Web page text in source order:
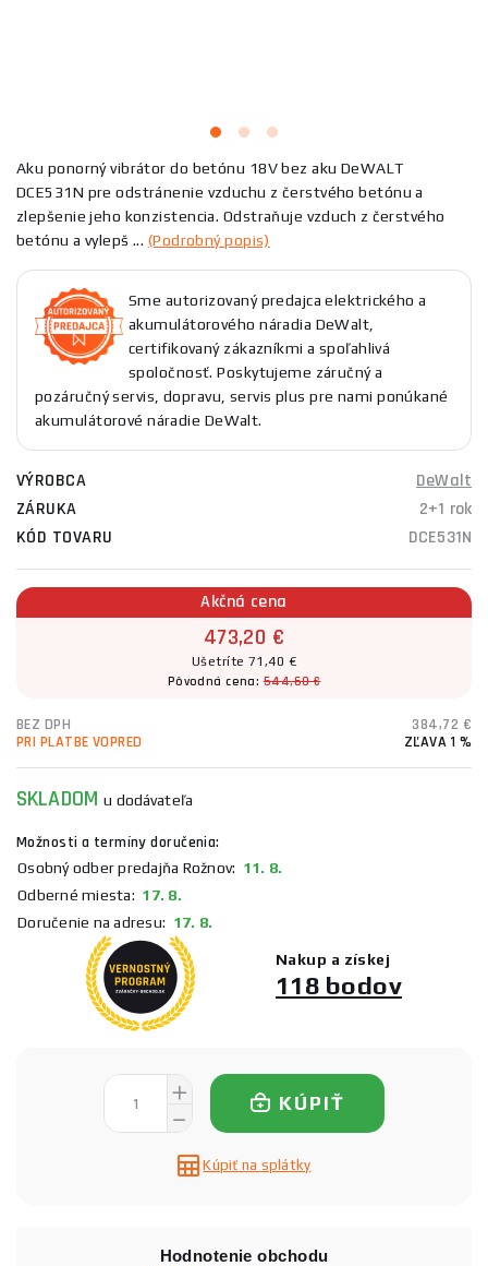
Aku ponorný vibrátor do betónu 18V bez aku DeWALT
DCE531N pre odstránenie vzduchu z čerstvého betónu a
zlepšenie jeho konzistencia. Odstraňuje vzduch z čerstvého
betónu a vylepš ... (Podrobný popis)
Sme autorizovaný predajca elektrického a
akumulátorového náradia DeWalt,
certifikovaný zákazníkmi a spoľahlivá
spoločnosť. Poskytujeme záručný a
pozáručný servis, dopravu, servis plus pre nami ponúkané
akumulátorové náradie DeWalt.
VÝROBCA
DeWalt
ZÁRUKA
2+1 rok
KÓD TOVARU
DCE531N
Akčná cena
473,20 €
Ušetríte 71,40 €
Pôvodná cena:544,60 €
BEZ DPH
384,72 €
PRI PLATBE VOPRED
ZĽAVA 1 %
SKLADOMu dodávateľa
Možnosti a termíny doručenia:
Osobný odber predajňa Rožnov: 11. 8.
Odberné miesta: 17. 8.
Doručenie na adresu: 17. 8.
Nakup a získej
118 bodov
KÚPIŤ
Kúpiť na splátky
Hodnotenie obchodu